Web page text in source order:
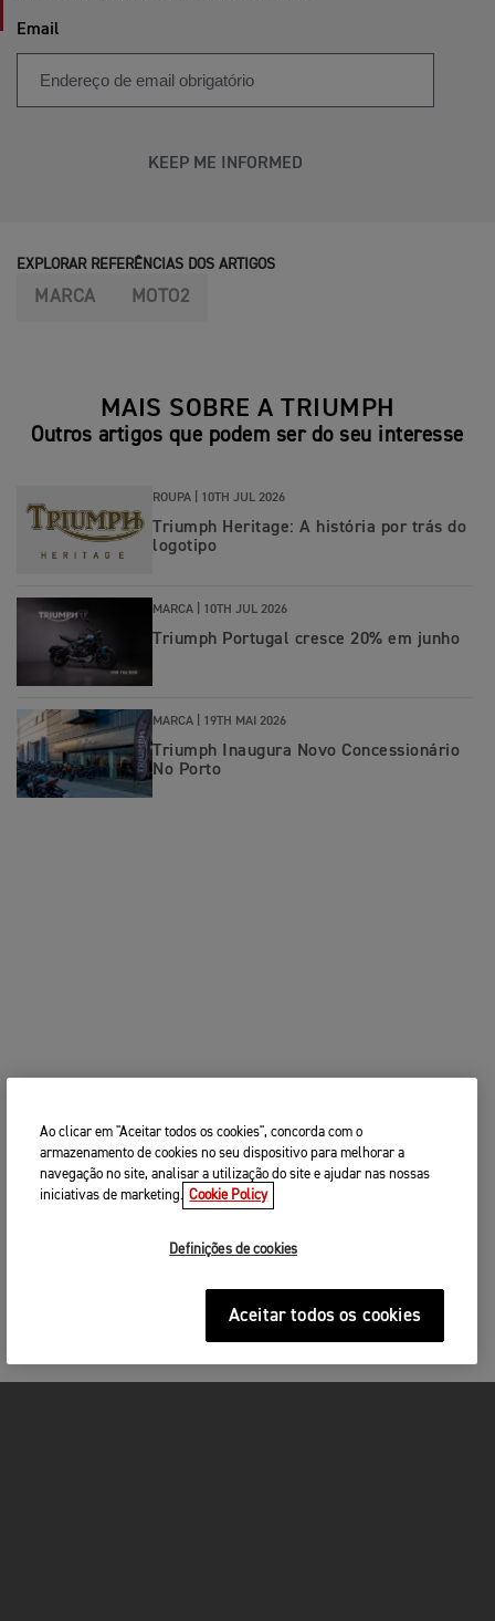
Email
KEEP ME INFORMED
EXPLORAR REFERÊNCIAS DOS ARTIGOS
MARCA MOTO2
MAIS SOBRE A TRIUMPH
Outros artigos que podem ser do seu interesse
ROUPA | 10TH JUL 2026
Triumph Heritage: A história por trás do
logotipo
MARCA | 10TH JUL 2026
Triumph Portugal cresce 20% em junho
MARCA | 19TH MAI 2026
Triumph Inaugura Novo Concessionário
No Porto
Ao clicar em "Aceitar todos os cookies", concorda com o
armazenamento de cookies no seu dispositivo para melhorar a
navegação no site, analisar a utilização do site e ajudar nas nossas
iniciativas de marketing. Cookie Policy
Definições de cookies
Aceitar todos os cookies